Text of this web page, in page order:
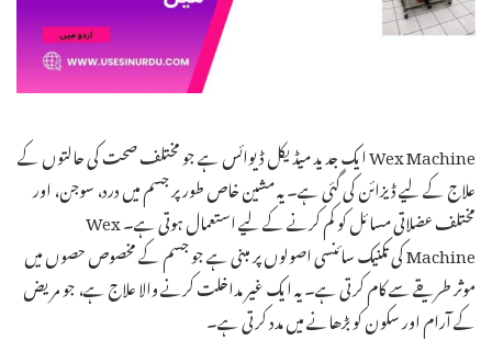
Wex Machine ایک جدید میڈیکل ڈیوائس ہے جو مختلف صحت کی حالتوں کے
علاج کے لیے ڈیزائن کی گئی ہے۔ یہ مشین خاص طور پر جسم میں درد، سوجن، اور
مختلف عضلاتی مسائل کو کم کرنے کے لیے استعمال ہوتی ہے۔ Wex
Machine کی تکنیک سائنسی اصولوں پر مبنی ہے جو جسم کے مخصوص حصوں میں
موثر طریقے سے کام کرتی ہے۔ یہ ایک غیر مداخلت کرنے والا علاج ہے، جو مریض
کے آرام اور سکون کو بڑھانے میں مدد کرتی ہے۔